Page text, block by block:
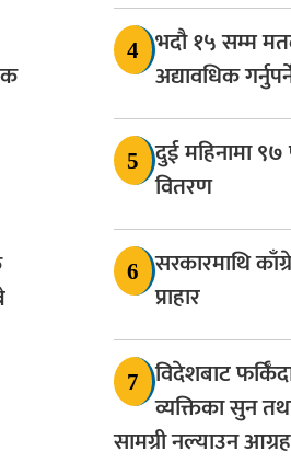
4
भदौ १५ सम्म
अद्यावधिक
5
दुई महिनामा ९७
वितरण
6
सरकारमाथि
प्राहार
7
विदेशबाट
व्यक्तिका सुन
सामग्री नल्याउन आग्रह